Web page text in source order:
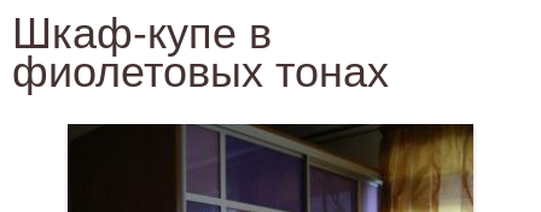
Шкаф-купе в
фиолетовых тонах